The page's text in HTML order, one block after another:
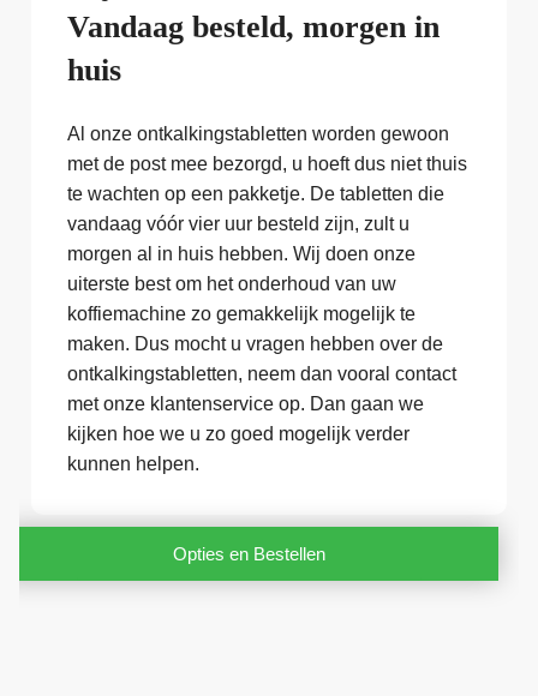
Vandaag besteld, morgen in
huis
Al onze ontkalkingstabletten worden gewoon
met de post mee bezorgd, u hoeft dus niet thuis
te wachten op een pakketje. De tabletten die
vandaag vóór vier uur besteld zijn, zult u
morgen al in huis hebben. Wij doen onze
uiterste best om het onderhoud van uw
koffiemachine zo gemakkelijk mogelijk te
maken. Dus mocht u vragen hebben over de
ontkalkingstabletten, neem dan vooral contact
met onze klantenservice op. Dan gaan we
kijken hoe we u zo goed mogelijk verder
kunnen helpen.
Opties en Bestellen